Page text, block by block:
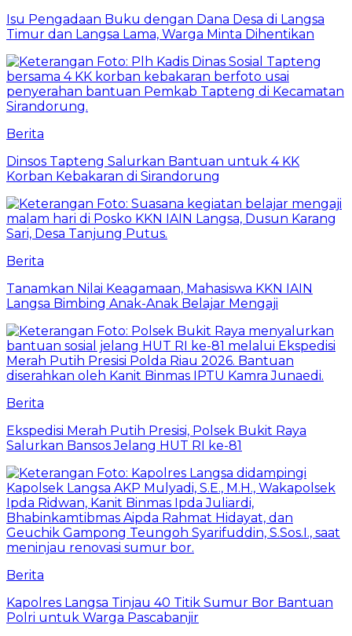
Isu Pengadaan Buku dengan Dana Desa di Langsa
Timur dan Langsa Lama, Warga Minta Dihentikan
Berita
Dinsos Tapteng Salurkan Bantuan untuk 4 KK
Korban Kebakaran di Sirandorung
Berita
Tanamkan Nilai Keagamaan, Mahasiswa KKN IAIN
Langsa Bimbing Anak-Anak Belajar Mengaji
Berita
Ekspedisi Merah Putih Presisi, Polsek Bukit Raya
Salurkan Bansos Jelang HUT RI ke-81
Berita
Kapolres Langsa Tinjau 40 Titik Sumur Bor Bantuan
Polri untuk Warga Pascabanjir